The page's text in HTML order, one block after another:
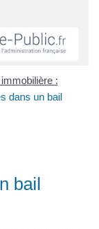
:
dans un bail
bail